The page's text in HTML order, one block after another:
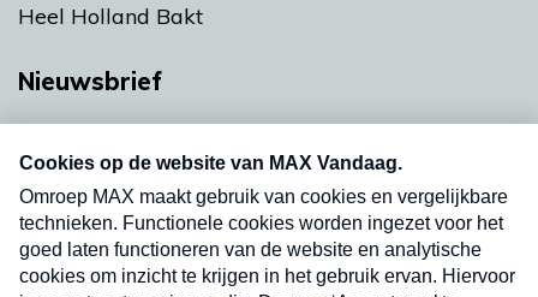
Heel Holland Bakt
Nieuwsbrief
nieuwsbrief. Elke vrijdag- en dinsdagochtend in
uw mailbox.
Verzend